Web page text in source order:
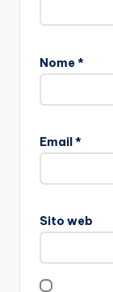
Nome*
Email*
Sito web